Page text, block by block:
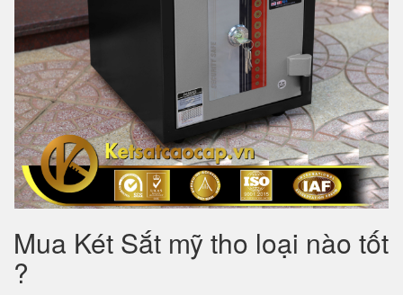
Mua Két Sắt mỹ tho loại nào tốt
?